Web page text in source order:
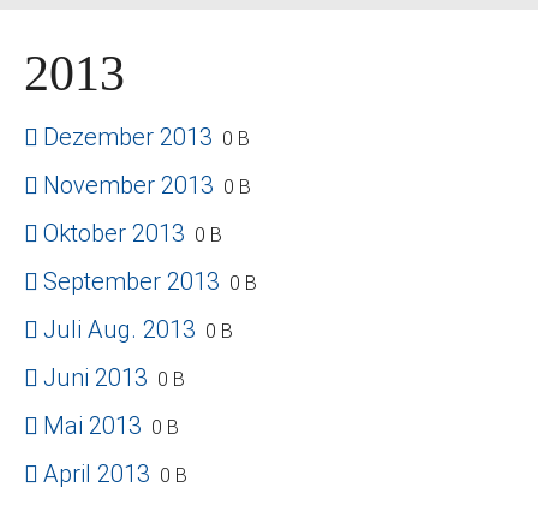
2013
Dezember 2013 0 B
November 2013 0 B
Oktober 2013 0 B
September 2013 0 B
Juli Aug. 2013 0 B
Juni 2013 0 B
Mai 2013 0 B
April 2013 0 B